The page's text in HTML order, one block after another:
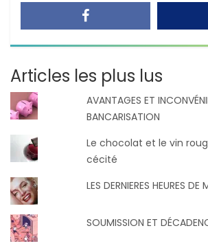
Articles les plus lus
AVANTAGES ET
BANCARISATION
Le chocolat et le vin
cécité
LES DERNIERES HEURES
SOUMISSION ET